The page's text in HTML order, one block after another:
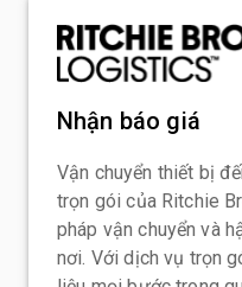
Nhận báo giá
Vận chuyển thiết bị
trọn gói của Ritchie
pháp vận chuyển và
nơi. Với dịch vụ trọn